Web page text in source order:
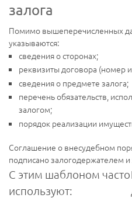
залога
Помимо вышеперечисленных
указываются:
сведения о сторонах;
реквизиты договора (номер
сведения о предмете залога;
перечень обязательств,
залогом;
порядок реализации
Соглашение о внесудебном
подписано залогодержателем
С этим шаблоном часто
используют: